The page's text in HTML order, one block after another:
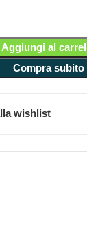
Aggiungi al
Compra subito
wishlist